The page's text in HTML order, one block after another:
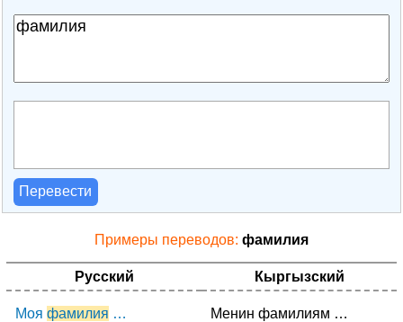
Перевести
Примеры переводов: фамилия
Русский Кыргызский
Моя фамилия … Менин фамилиям …